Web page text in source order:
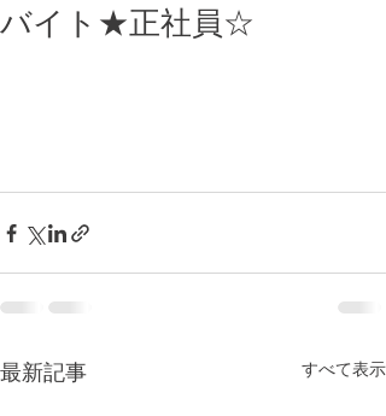
バイト★正社員☆
最新記事 すべて表示